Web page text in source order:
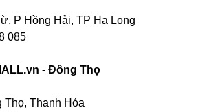
P Hồng Hải, TP Hạ Long
085
- Đông Thọ
Thọ, Thanh Hóa